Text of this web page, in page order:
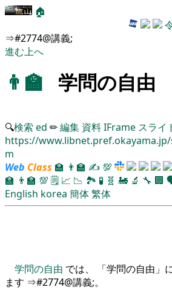
🏠
⇒#2774@講義;
進む上へ
👨‍🏫 学問の自由
🔍検索 ed ✏編集 資料IFrame スライ
https://
m
Web Class 🏫 👨‍🏫 ✍ 💯
🏫 👨‍🏫 💯 🗒️ 📈 📉 🏞 🧪 🧬 🚂 🔬 🔧 🏢
English korea 簡体繁体
学問の自由 では、 「学問の自由」
ます ⇒#2774@講義;。